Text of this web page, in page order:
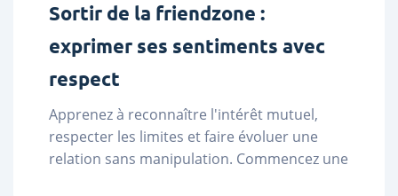
Sortir de la friendzone :
exprimer ses sentiments avec
respect
Apprenez à reconnaître l'intérêt mutuel,
respecter les limites et faire évoluer une
relation sans manipulation. Commencez une